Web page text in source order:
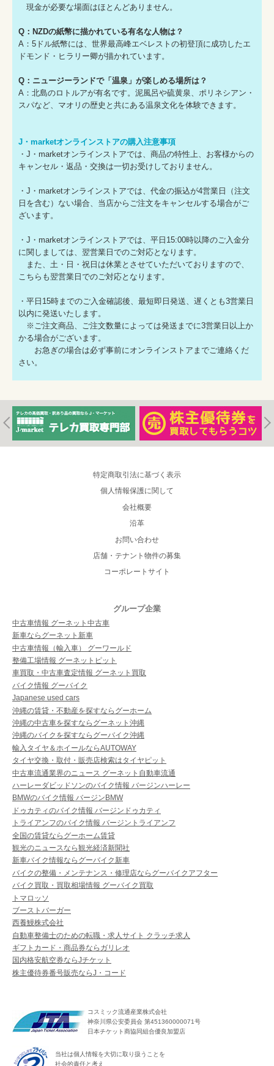
現金が必要な場面はほとんどありません。
Q：NZDの紙幣に描かれている有名な人物は？
A：5ドル紙幣には、世界最高峰エベレストの初登頂に成功したエ
ドモンド・ヒラリー卿が描かれています。
Q：ニュージーランドで「温泉」が楽しめる場所は？
A：北島のロトルアが有名です。泥風呂や硫黄泉、ポリネシアン・
スパなど、マオリの歴史と共にある温泉文化を体験できます。
J・marketオンラインストアの購入注意事項
・J・marketオンラインストアでは、商品の特性上、お客様からの
キャンセル・返品・交換は一切お受けしておりません。
・J・marketオンラインストアでは、代金の振込が4営業日（注文
日を含む）ない場合、当店からご注文をキャンセルする場合がご
ざいます。
・J・marketオンラインストアでは、平日15:00時以降のご入金分
に関しましては、翌営業日でのご対応となります。
また、土・日・祝日は休業とさせていただいておりますので、
こちらも翌営業日でのご対応となります。
・平日15時までのご入金確認後、最短即日発送、遅くとも3営業日
以内に発送いたします。
※ご注文商品、ご注文数量によっては発送までに3営業日以上か
かる場合がございます。
お急ぎの場合は必ず事前にオンラインストアまでご連絡くだ
さい。
特定商取引法に基づく表示
個人情報保護に関して
会社概要
沿革
お問い合わせ
店舗・テナント物件の募集
コーポレートサイト
グループ企業
中古車情報 グーネット中古車
新車ならグーネット新車
中古車情報（輸入車） グーワールド
整備工場情報 グーネットピット
車買取・中古車査定情報 グーネット買取
バイク情報 グーバイク
Japanese used cars
沖縄の賃貸・不動産を探すならグーホーム
沖縄の中古車を探すならグーネット沖縄
沖縄のバイクを探すならグーバイク沖縄
輸入タイヤ＆ホイールならAUTOWAY
タイヤ交換・取付・販売店検索はタイヤピット
中古車流通業界のニュース グーネット自動車流通
ハーレーダビッドソンのバイク情報 バージンハーレー
BMWのバイク情報 バージンBMW
ドゥカティのバイク情報 バージンドゥカティ
トライアンフのバイク情報 バージントライアンフ
全国の賃貸ならグーホーム賃貸
観光のニュースなら観光経済新聞社
新車バイク情報ならグーバイク新車
バイクの整備・メンテナンス・修理店ならグーバイクアフター
バイク買取・買取相場情報 グーバイク買取
トマロッソ
ブーストバーガー
西養鰻株式会社
自動車整備士のための転職・求人サイト クラッチ求人
ギフトカード・商品券ならガリレオ
国内格安航空券ならJチケット
株主優待券番号販売ならJ・コード
コスミック流通産業株式会社
神奈川県公安委員会 第451360000071号
日本チケット商協同組合優良加盟店
当社は個人情報を大切に取り扱うことを
社会的責任と考え